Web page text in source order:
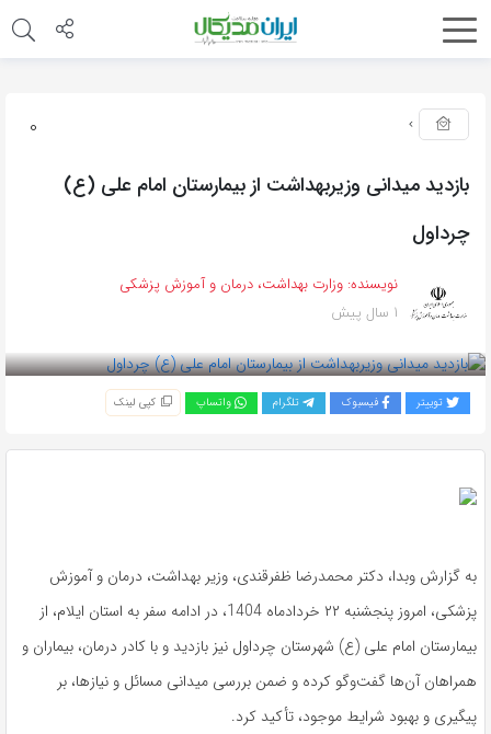
0
بازدید میدانی وزیربهداشت از بیمارستان امام علی (ع)
چرداول
نویسنده: وزارت بهداشت، درمان و آموزش پزشکی
1 سال پیش
توییتر فیسبوک تلگرام واتساپ کپی لینک
به گزارش وبدا، دکتر محمدرضا ظفرقندی، وزیر بهداشت، درمان و آموزش
پزشکی، امروز پنجشنبه ۲۲ خردادماه 1404، در ادامه سفر به استان ایلام، از
بیمارستان امام علی (ع) شهرستان چرداول نیز بازدید و با کادر درمان، بیماران و
همراهان آن‌ها گفت‌وگو کرده و ضمن بررسی میدانی مسائل و نیازها، بر
پیگیری و بهبود شرایط موجود، تأکید کرد.